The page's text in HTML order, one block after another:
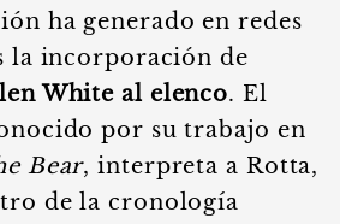
ha generado en redes
la incorporación de
White al elenco. El
por su trabajo en
Bear, interpreta a Rotta,
de la cronología